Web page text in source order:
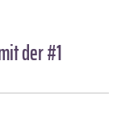
der #1